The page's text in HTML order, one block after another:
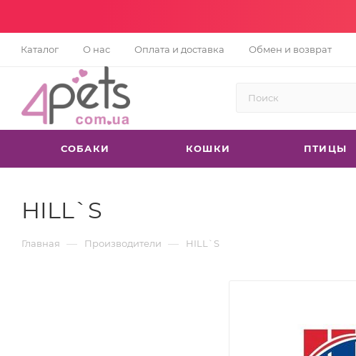
Каталог О нас Оплата и доставка Обмен и возврат
СОБАКИ КОШКИ ПТИЦЫ
HILL`S
Главная — Производители — HILL`S